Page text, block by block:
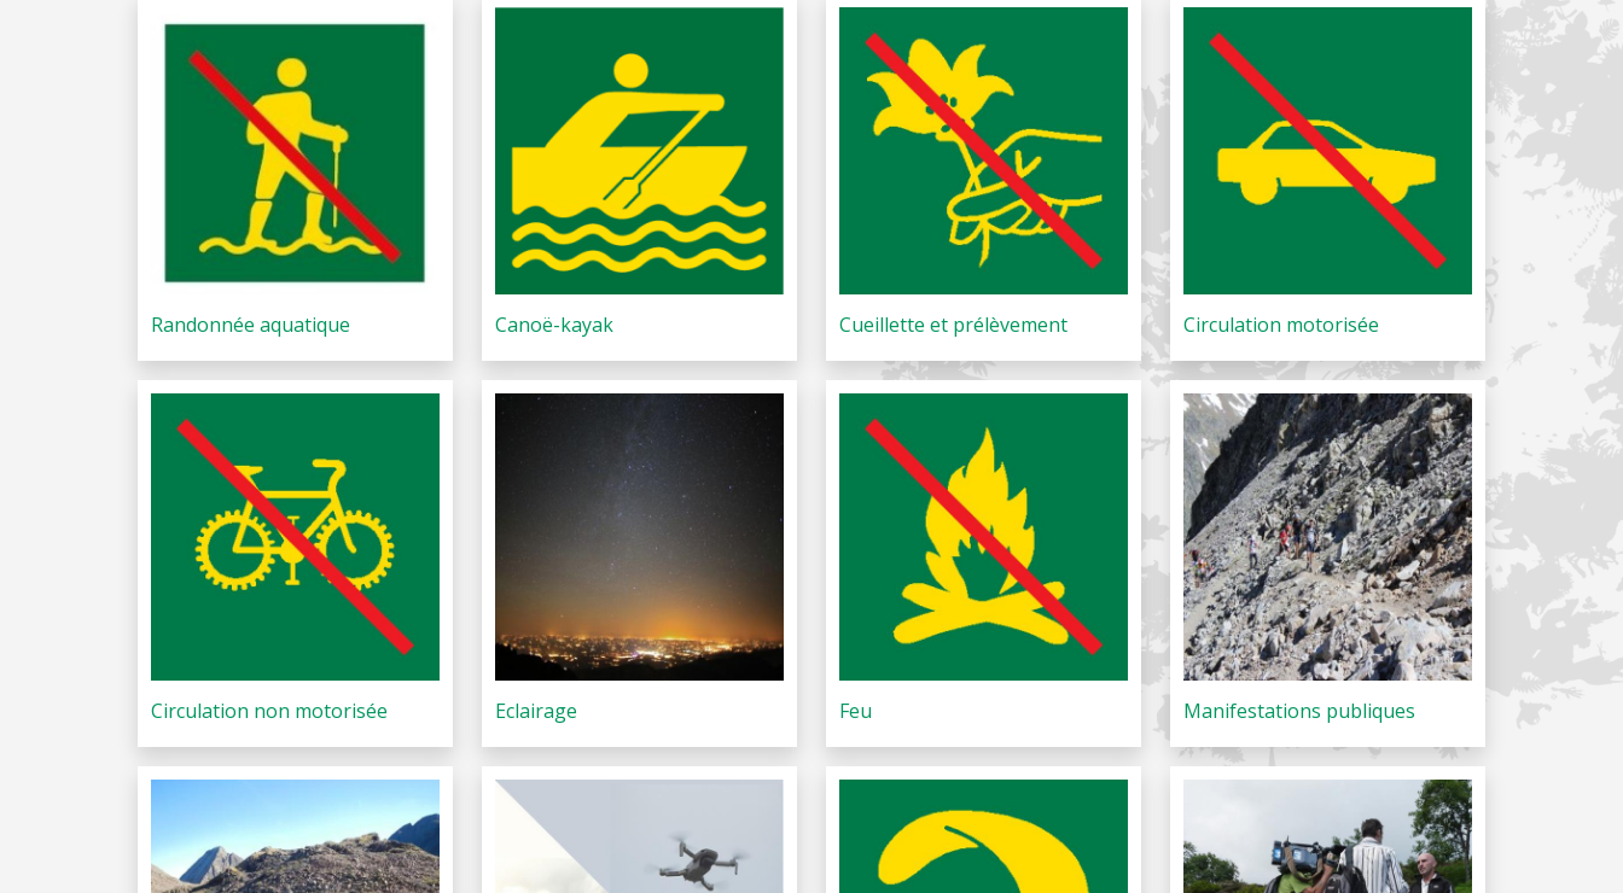
Randonnée aquatique Canoë-kayak Cueillette et prélèvement Circulation motorisée
Circulation non motorisée Eclairage Feu Manifestations publiques